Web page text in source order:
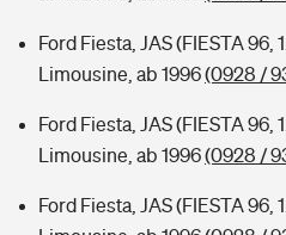
Ford Fiesta, JAS (FIESTA 96,
Limousine, ab 1996(0928 /
Ford Fiesta, JAS (FIESTA 96,
Limousine, ab 1996(0928 /
Ford Fiesta, JAS (FIESTA 96,